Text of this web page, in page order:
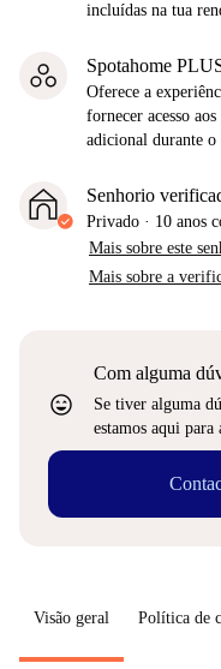
incluídas na tua
Spotahome
Oferece a
fornecer acesso
adicional durante o
Senhorio
Privado · 10 anos
Mais sobre este
Mais sobre a
sentiment_very_satisfied
Com alguma
Se tiver alguma
estamos aqui para
Visão geral Política de